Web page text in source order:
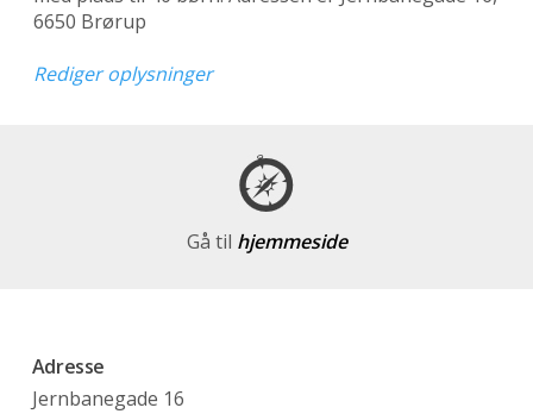
6650 Brørup
Rediger oplysninger
Gå til hjemmeside
Adresse
Jernbanegade 16